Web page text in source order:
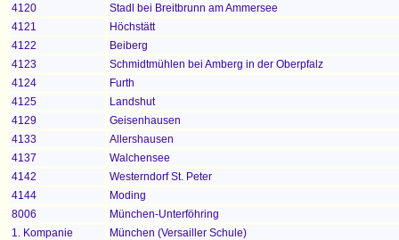
4120
Stadl bei Breitbrunn am Ammersee
4121
Höchstätt
4122
Beiberg
4123
Schmidtmühlen bei Amberg in der Oberpfalz
4124
Furth
4125
Landshut
4129
Geisenhausen
4133
Allershausen
4137
Walchensee
4142
Westerndorf St. Peter
4144
Moding
8006
München-Unterföhring
1. Kompanie
München (Versailler Schule)